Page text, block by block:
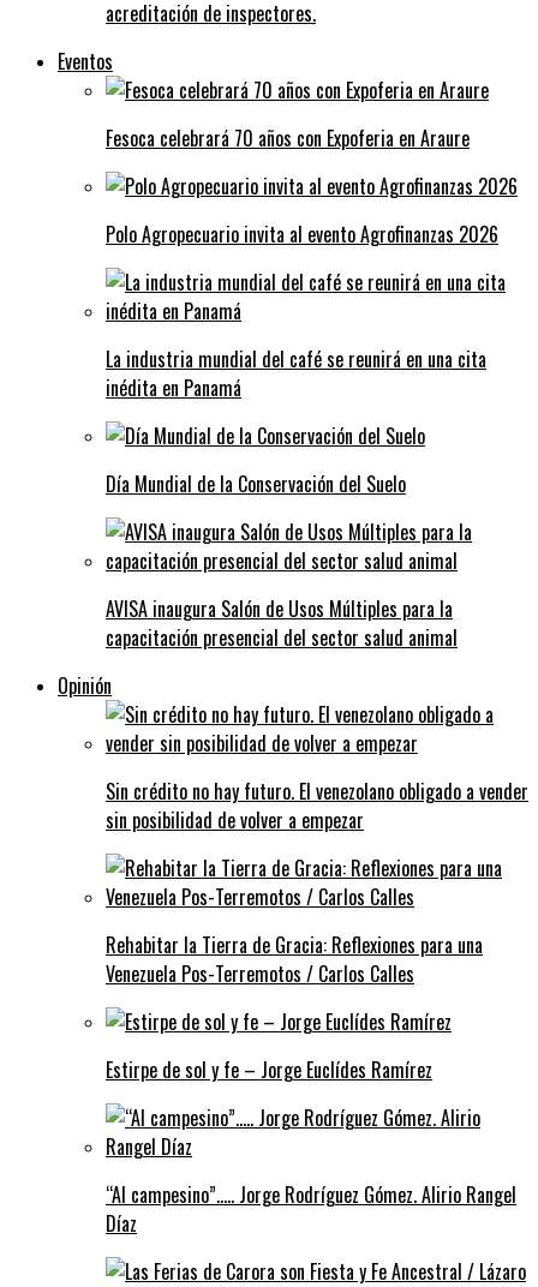
acreditación de inspectores.
Eventos
Fesoca celebrará 70 años con Expoferia en Araure
Polo Agropecuario invita al evento Agrofinanzas 2026
La industria mundial del café se reunirá en una cita
inédita en Panamá
Día Mundial de la Conservación del Suelo
AVISA inaugura Salón de Usos Múltiples para la
capacitación presencial del sector salud animal
Opinión
Sin crédito no hay futuro. El venezolano obligado a vender
sin posibilidad de volver a empezar
Rehabitar la Tierra de Gracia: Reflexiones para una
Venezuela Pos-Terremotos / Carlos Calles
Estirpe de sol y fe – Jorge Euclídes Ramírez
“Al campesino”….. Jorge Rodríguez Gómez. Alirio Rangel
Díaz